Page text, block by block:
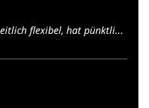
flexibel, hat pünktli...